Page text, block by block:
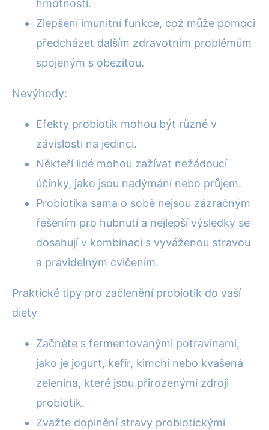
hmotnosti.
Zlepšení imunitní funkce, což může pomoci
předcházet dalším zdravotním problémům
spojeným s obezitou.
Nevýhody:
Efekty probiotik mohou být různé v
závislosti na jedinci.
Někteří lidé mohou zažívat nežádoucí
účinky, jako jsou nadýmání nebo průjem.
Probiotika sama o sobě nejsou zázračným
řešením pro hubnutí a nejlepší výsledky se
dosahují v kombinaci s vyváženou stravou
a pravidelným cvičením.
Praktické tipy pro začlenění probiotik do vaší
diety
Začněte s fermentovanými potravinami,
jako je jogurt, kefír, kimchi nebo kvašená
zelenina, které jsou přirozenými zdroji
probiotik.
Zvažte doplnění stravy probiotickými